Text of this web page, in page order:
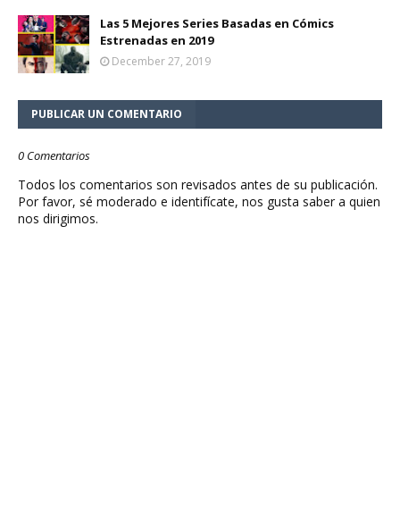
Las 5 Mejores Series Basadas en Cómics
Estrenadas en 2019
December 27, 2019
PUBLICAR UN COMENTARIO
0 Comentarios
Todos los comentarios son revisados antes de su publicación.
Por favor, sé moderado e identifícate, nos gusta saber a quien
nos dirigimos.